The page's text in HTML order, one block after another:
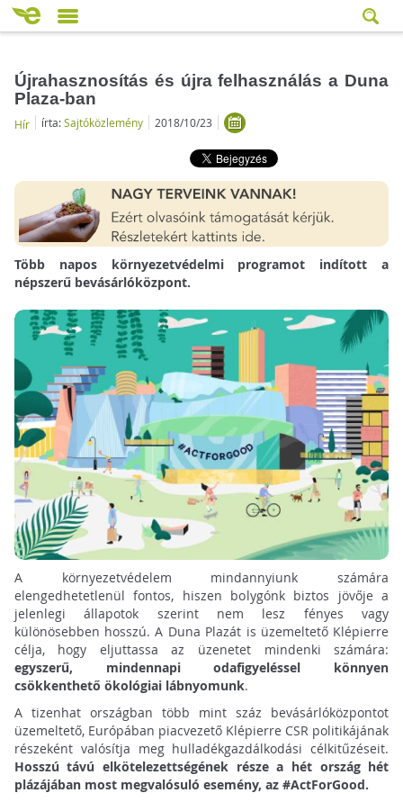
Újrahasznosítás és újra felhasználás a Duna
Plaza-ban
Hír írta:Sajtóközlemény 2018/10/23
Több napos környezetvédelmi programot indított a
népszerű bevásárlóközpont.
A környezetvédelem mindannyiunk számára
elengedhetetlenül fontos, hiszen bolygónk biztos jövője a
jelenlegi állapotok szerint nem lesz fényes vagy
különösebben hosszú. A Duna Plazát is üzemeltető Klépierre
célja, hogy eljuttassa az üzenetet mindenki számára:
egyszerű, mindennapi odafigyeléssel könnyen
csökkenthető ökológiai lábnyomunk.
A tizenhat országban több mint száz bevásárlóközpontot
üzemeltető, Európában piacvezető Klépierre CSR politikájának
részeként valósítja meg hulladékgazdálkodási célkitűzéseit.
Hosszú távú elkötelezettségének része a hét ország hét
plázájában most megvalósuló esemény, az #ActForGood.